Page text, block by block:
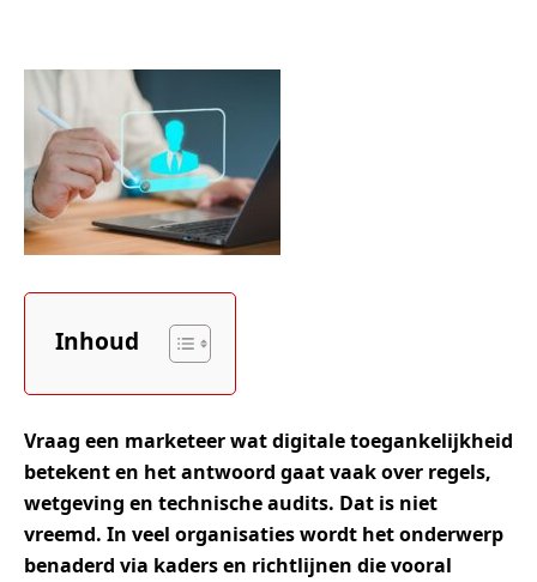
Inhoud
Vraag een marketeer wat digitale toegankelijkheid
betekent en het antwoord gaat vaak over regels,
wetgeving en technische audits. Dat is niet
vreemd. In veel organisaties wordt het onderwerp
benaderd via kaders en richtlijnen die vooral